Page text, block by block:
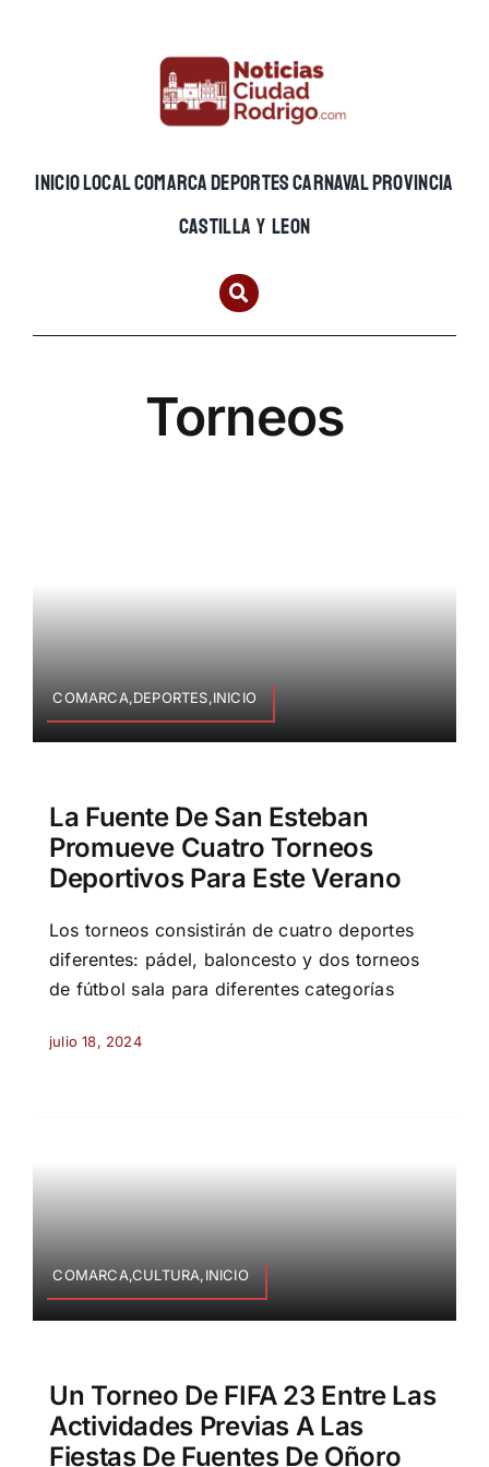
INICIOLOCALCOMARCADEPORTESCARNAVALPROVINCIA
CASTILLA Y LEON
Torneos
COMARCA,DEPORTES,INICIO
La Fuente De San Esteban
Promueve Cuatro Torneos
Deportivos Para Este Verano
Los torneos consistirán de cuatro deportes
diferentes: pádel, baloncesto y dos torneos
de fútbol sala para diferentes categorías
julio 18, 2024
COMARCA,CULTURA,INICIO
Un Torneo De FIFA 23 Entre Las
Actividades Previas A Las
Fiestas De Fuentes De Oñoro